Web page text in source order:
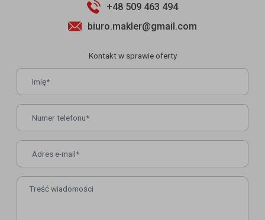
+48 509 463 494
biuro.makler@gmail.com
Kontakt w sprawie oferty